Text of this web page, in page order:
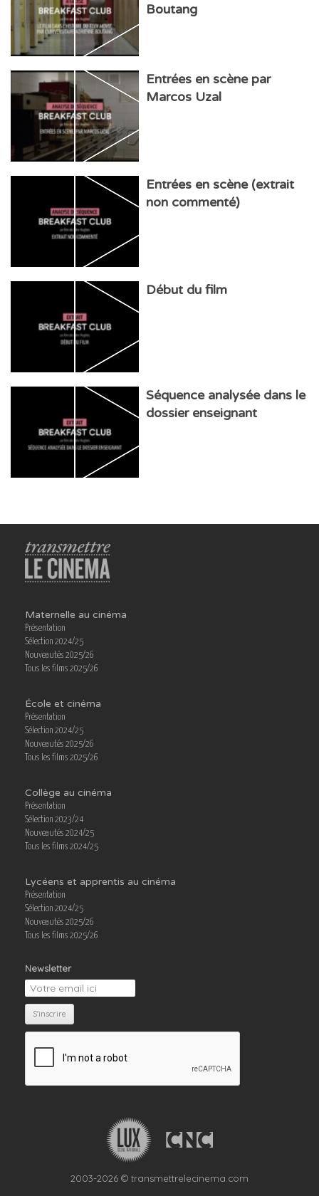
Boutang
Entrées en scène par
Marcos Uzal
Entrées en scène (extrait
non commenté)
Début du film
Séquence analysée dans le
dossier enseignant
Maternelle au cinéma
Présentation
Sélection 2024/25
Nouveautés 2025/26
Tous les films 2025/26
École et cinéma
Présentation
Sélection 2024/25
Nouveautés 2025/26
Tous les films 2025/26
Collège au cinéma
Présentation
Sélection 2023/24
Nouveautés 2024/25
Tous les films 2024/25
Lycéens et apprentis au cinéma
Présentation
Sélection 2024/25
Nouveautés 2025/26
Tous les films 2025/26
Newsletter
2003-2026 © transmettrelecinema.com